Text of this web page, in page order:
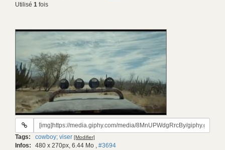
Utilisé 1 fois
URL
gif:
Tags: cowboy; viser [Modifier]
Infos: 480 x 270px, 6.44 Mo , #3694